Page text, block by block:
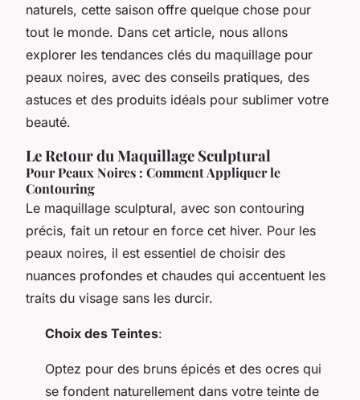
naturels, cette saison offre quelque chose pour
tout le monde. Dans cet article, nous allons
explorer les tendances clés du maquillage pour
peaux noires, avec des conseils pratiques, des
astuces et des produits idéals pour sublimer votre
beauté.
Le Retour du Maquillage Sculptural
Pour Peaux Noires : Comment Appliquer le
Contouring
Le maquillage sculptural, avec son contouring
précis, fait un retour en force cet hiver. Pour les
peaux noires, il est essentiel de choisir des
nuances profondes et chaudes qui accentuent les
traits du visage sans les durcir.
Choix des Teintes:
Optez pour des bruns épicés et des ocres qui
se fondent naturellement dans votre teinte de